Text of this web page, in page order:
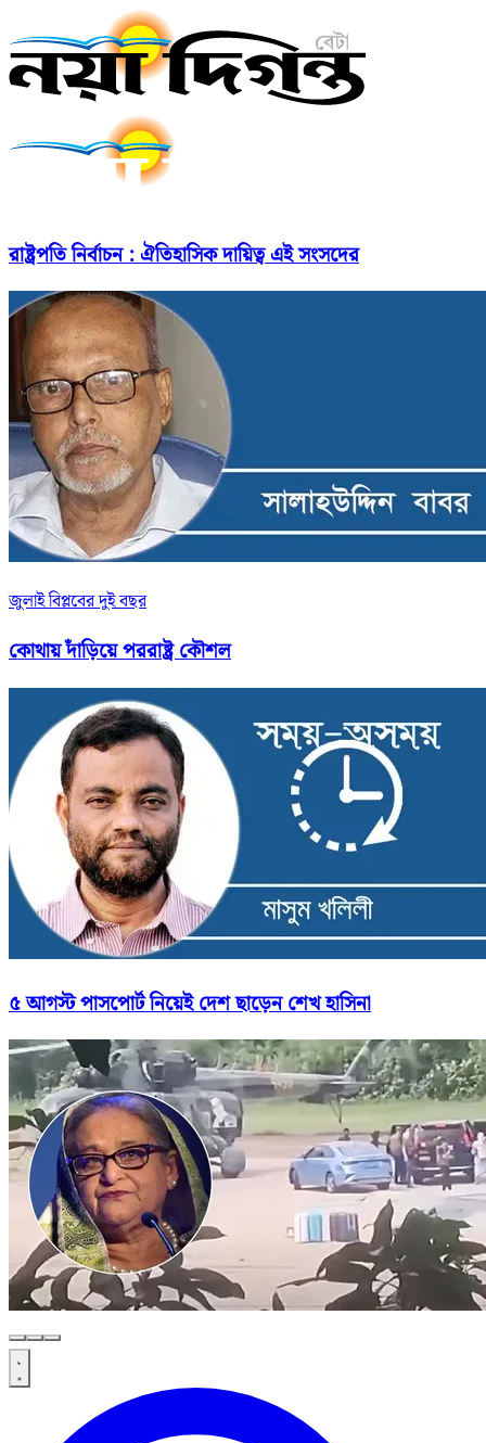
রাষ্ট্রপতি নির্বাচন : ঐতিহাসিক দায়িত্ব এই সংসদের
জুলাই বিপ্লবের দুই বছর
কোথায় দাঁড়িয়ে পররাষ্ট্র কৌশল
৫ আগস্ট পাসপোর্ট নিয়েই দেশ ছাড়েন শেখ হাসিনা